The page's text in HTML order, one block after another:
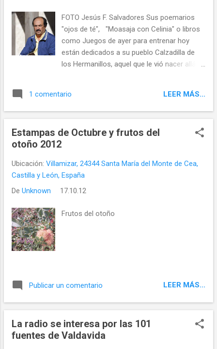
FOTO Jesús F. Salvadores Sus poemarios
"ojos de té", "Moasaja con Celinia" o libros
como Juegos de ayer para entrenar hoy
están dedicados a su pueblo Calzadilla de
los Hermanillos, aquel que le vió nacer allá
¡ENHORABUENA Cecilio!
1 comentario LEER MÁS...
Estampas de Octubre y frutos del
otoño 2012
Ubicación: Villamizar, 24344 Santa María del Monte de Cea,
Castilla y León, España
De Unknown 17.10.12
Frutos del otoño
Publicar un comentario LEER MÁS...
La radio se interesa por las 101
fuentes de Valdavida